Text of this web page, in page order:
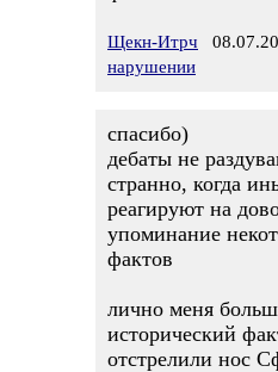
Щекн-Итрч
нарушении
спасибо)
дебаты не
странно, когда
реагируют на
упоминание
фактов
лично меня
исторический
отстрелили нос